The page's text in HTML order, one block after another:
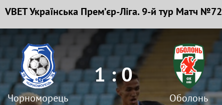
Лівий Берег
Харків Чорноморець
VBET Українська Премʼєр-Ліга. 9-й тур Матч №72
Чорноморець
1 : 0
Оболонь